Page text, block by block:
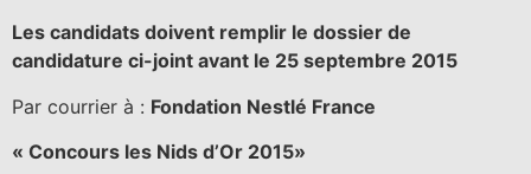
Les candidats doivent remplir le dossier de
candidature ci-joint avant le 25 septembre 2015
Par courrier à : Fondation Nestlé France
« Concours les Nids d’Or 2015»